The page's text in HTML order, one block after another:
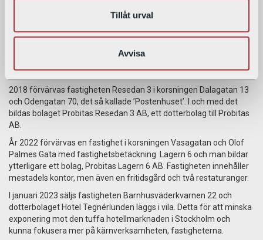
Tillåt urval
Avvisa
med plats för 500 gäster med entré från Birger Jarlsgatan.
Probitas AB byter 2015 namn från Probitas Immanuelskyrkans
Förvaltning AB till Probitas AB i och med att Immanuelskyrkans
värdepappersportfölj och infogas i bolagskoncernen Probitas.
2018 förvärvas fastigheten Resedan 3 i korsningen Dalagatan 13
och Odengatan 70, det så kallade ’Postenhuset’. I och med det
bildas bolaget Probitas Resedan 3 AB, ett dotterbolag till Probitas
AB.
År 2022 förvärvas en fastighet i korsningen Vasagatan och Olof
Palmes Gata med fastighetsbetäckning Lagern 6 och man bildar
ytterligare ett bolag, Probitas Lagern 6 AB. Fastigheten innehåller
mestadels kontor, men även en fritidsgård och två restaturanger.
I januari 2023 säljs fastigheten Barnhusväderkvarnen 22 och
dotterbolaget Hotel Tegnérlunden läggs i vila. Detta för att minska
exponering mot den tuffa hotellmarknaden i Stockholm och
kunna fokusera mer på kärnverksamheten, fastigheterna.